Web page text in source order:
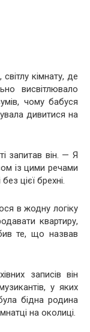
кімнату, де
висвітлювало
чому бабуся
дивитися на
запитав він. — Я
із цими речами
цієї брехні.
в жодну логіку
квартиру,
те, що назвав
записів він
у яких
бідна родина
на околиці.